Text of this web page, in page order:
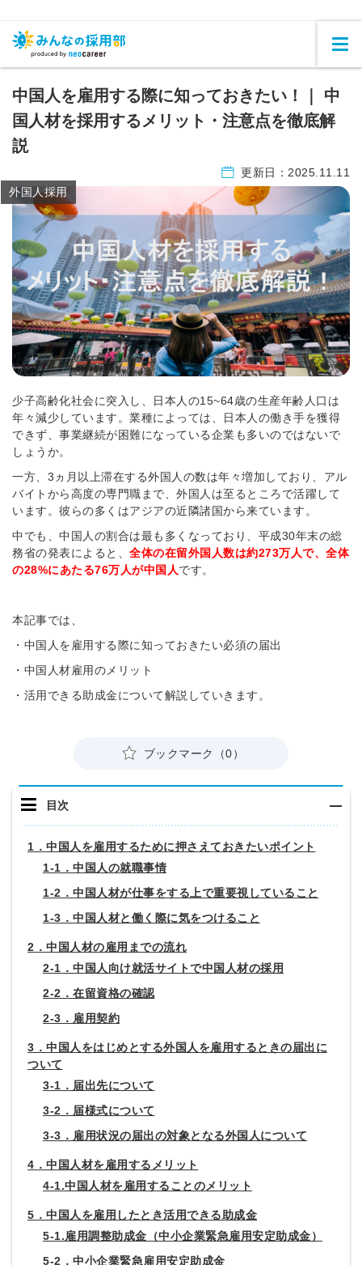
中国人を雇用する際に知っておきたい！｜ 中
国人材を採用するメリット・注意点を徹底解
説
更新日： 2025.11.11
外国人採用
少子高齢化社会に突入し、日本人の15~64歳の生産年齢人口は
年々減少しています。業種によっては、日本人の働き手を獲得
できず、事業継続が困難になっている企業も多いのではないで
しょうか。
一方、3ヵ月以上滞在する外国人の数は年々増加しており、アル
バイトから高度の専門職まで、外国人は至るところで活躍して
います。彼らの多くはアジアの近隣諸国から来ています。
中でも、中国人の割合は最も多くなっており、平成30年末の総
務省の発表によると、 全体の在留外国人数は約273万人で、全体
の28%にあたる76万人が中国人です。
本記事では、
・中国人を雇用する際に知っておきたい必須の届出
・中国人材雇用のメリット
・活用できる助成金について解説していきます。
ブックマーク（0）
目次
1．中国人を雇用するために押さえておきたいポイント
1-1．中国人の就職事情
1-2．中国人材が仕事をする上で重要視していること
1-3．中国人材と働く際に気をつけること
2．中国人材の雇用までの流れ
2-1．中国人向け就活サイトで中国人材の採用
2-2．在留資格の確認
2-3．雇用契約
3．中国人をはじめとする外国人を雇用するときの届出に
ついて
3-1．届出先について
3-2．届様式について
3-3．雇用状況の届出の対象となる外国人について
4．中国人材を雇用するメリット
4-1.中国人材を雇用することのメリット
5．中国人を雇用したとき活用できる助成金
5-1.雇用調整助成金（中小企業緊急雇用安定助成金）
5-2．中小企業緊急雇用安定助成金